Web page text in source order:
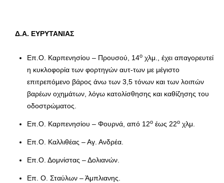
Δ.Α. ΕΥΡΥΤΑΝΙΑΣ
Επ.Ο. Καρπενησίου – Προυσού, 14ο χλμ., έχει απαγορευτεί
η κυκλοφορία των φορτηγών αυτ-των με μέγιστο
επιτρεπόμενο βάρος άνω των 3,5 τόνων και των λοιπών
βαρέων οχημάτων, λόγω κατολίσθησης και καθίζησης του
οδοστρώματος.
Επ.Ο. Καρπενησίου – Φουρνά, από 12ο έως 22ο χλμ.
Επ.Ο. Καλλιθέας – Αγ. Ανδρέα.
Επ.Ο. Δομνίστας – Δολιανών.
Επ. Ο. Σταύλων – Άμπλιανης.